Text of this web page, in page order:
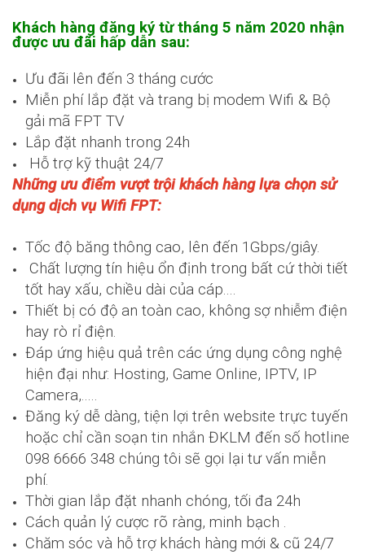
Khách hàng đăng ký từ tháng 5 năm 2020 nhận
được ưu đãi hấp dẫn sau:
Ưu đãi lên đến 3 tháng cước
Miễn phí lắp đặt và trang bị modem Wifi & Bộ
gải mã FPT TV
Lắp đặt nhanh trong 24h
Hỗ trợ kỹ thuật 24/7
Những ưu điểm vượt trội khách hàng lựa chọn sử
dụng dịch vụ Wifi FPT:
Tốc độ băng thông cao, lên đến 1Gbps/giây.
Chất lượng tín hiệu ổn định trong bất cứ thời tiết
tốt hay xấu, chiều dài của cáp....
Thiết bị có độ an toàn cao, không sợ nhiễm điện
hay rò rỉ điện.
Đáp ứng hiệu quả trên các ứng dụng công nghệ
hiện đại như: Hosting, Game Online, IPTV, IP
Camera,.....
Đăng ký dễ dàng, tiện lợi trên website trực tuyến
hoặc chỉ cần soạn tin nhắn ĐKLM đến số hotline
098 6666 348 chúng tôi sẽ gọi lại tư vấn miễn
phí.
Thời gian lắp đặt nhanh chóng, tối đa 24h
Cách quản lý cược rõ ràng, minh bạch .
Chăm sóc và hỗ trợ khách hàng mới & cũ 24/7